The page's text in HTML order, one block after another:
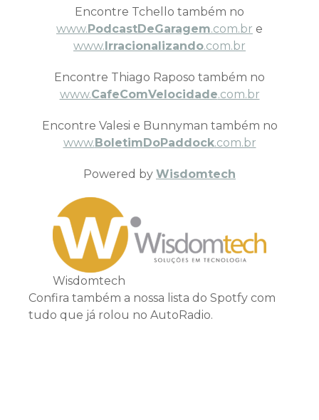
Encontre Tchello também no
www. PodcastDeGaragem.com.br e
www. Irracionalizando.com.br
Encontre Thiago Raposo também no
www.CafeComVelocidade.com.br
Encontre Valesi e Bunnyman também no
www. BoletimDoPaddock.com.br
Powered by Wisdomtech
Wisdomtech
Confira também a nossa lista do Spotfy com
tudo que já rolou no AutoRadio.